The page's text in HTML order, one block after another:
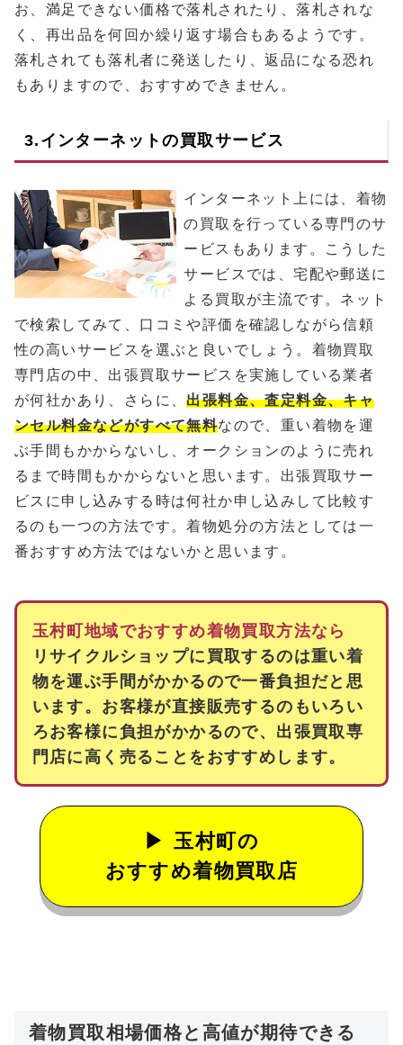
お、満足できない価格で落札されたり、落札されな
く、再出品を何回か繰り返す場合もあるようです。
落札されても落札者に発送したり、返品になる恐れ
もありますので、おすすめできません。
3.インターネットの買取サービス
インターネット上には、着物
の買取を行っている専門のサ
ービスもあります。こうした
サービスでは、宅配や郵送に
よる買取が主流です。ネット
で検索してみて、口コミや評価を確認しながら信頼
性の高いサービスを選ぶと良いでしょう。着物買取
専門店の中、出張買取サービスを実施している業者
が何社かあり、さらに、出張料金、査定料金、キャ
ンセル料金などがすべて無料なので、重い着物を運
ぶ手間もかからないし、オークションのように売れ
るまで時間もかからないと思います。出張買取サー
ビスに申し込みする時は何社か申し込みして比較す
るのも一つの方法です。着物処分の方法としては一
番おすすめ方法ではないかと思います。
玉村町地域でおすすめ着物買取方法なら
リサイクルショップに買取するのは重い着
物を運ぶ手間がかかるので一番負担だと思
います。お客様が直接販売するのもいろい
ろお客様に負担がかかるので、出張買取専
門店に高く売ることをおすすめします。
玉村町の
おすすめ着物買取店
着物買取相場価格と高値が期待できる